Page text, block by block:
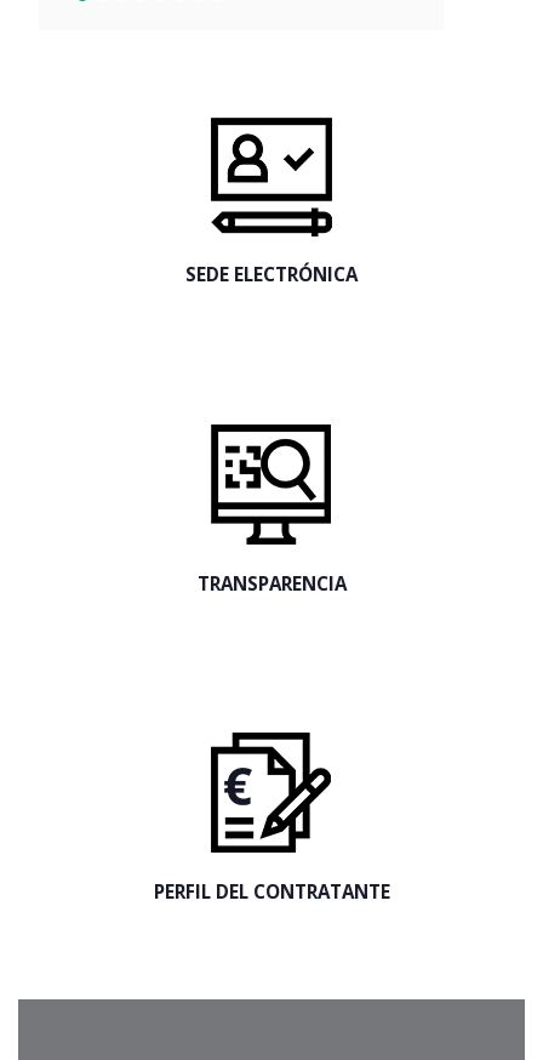
SEDE ELECTRÓNICA
TRANSPARENCIA
PERFIL DEL CONTRATANTE